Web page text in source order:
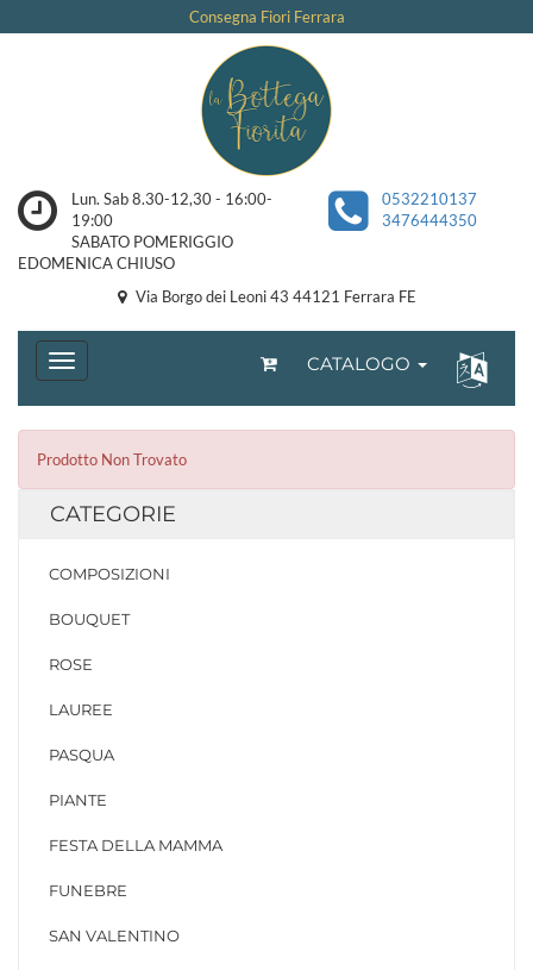
Consegna Fiori Ferrara
Lun. Sab 8.30-12,30 - 16:00-
19:00
SABATO POMERIGGIO
EDOMENICA CHIUSO
0532210137
3476444350
Via Borgo dei Leoni 43 44121 Ferrara FE
CATALOGO
Prodotto Non Trovato
CATEGORIE
COMPOSIZIONI
BOUQUET
ROSE
LAUREE
PASQUA
PIANTE
FESTA DELLA MAMMA
FUNEBRE
SAN VALENTINO